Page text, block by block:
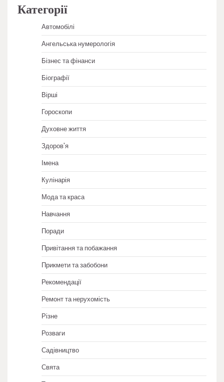
Категорії
Автомобілі
Ангельська нумерологія
Бізнес та фінанси
Біографії
Вірші
Гороскопи
Духовне життя
Здоров'я
Імена
Кулінарія
Мода та краса
Навчання
Поради
Привітання та побажання
Прикмети та забобони
Рекомендації
Ремонт та нерухомість
Різне
Розваги
Садівництво
Свята